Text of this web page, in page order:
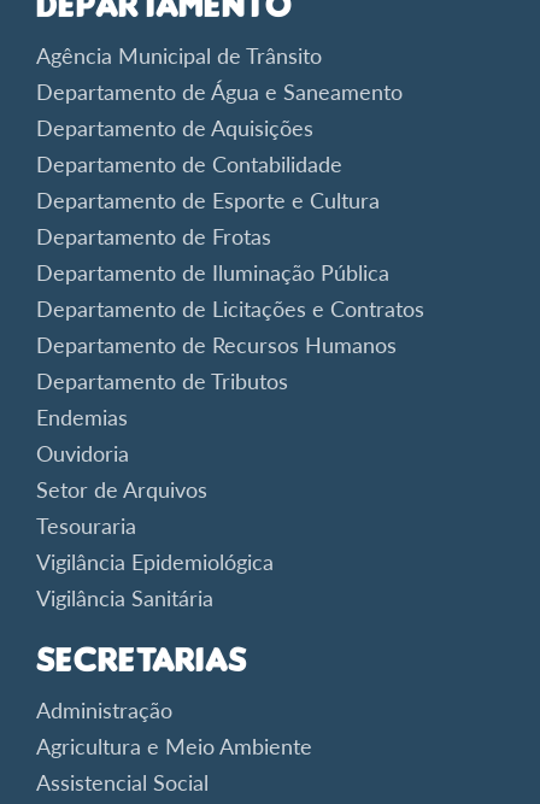
Agência Municipal de Trânsito
Departamento de Água e Saneamento
Departamento de Aquisições
Departamento de Contabilidade
Departamento de Esporte e Cultura
Departamento de Frotas
Departamento de Iluminação Pública
Departamento de Licitações e Contratos
Departamento de Recursos Humanos
Departamento de Tributos
Endemias
Ouvidoria
Setor de Arquivos
Tesouraria
Vigilância Epidemiológica
Vigilância Sanitária
Secretarias
Administração
Agricultura e Meio Ambiente
Assistencial Social